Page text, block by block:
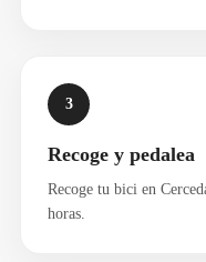
3
Recoge y pedalea
Recoge tu bici en
horas.